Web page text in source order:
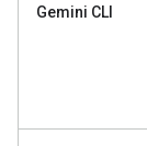
Gemini CLI